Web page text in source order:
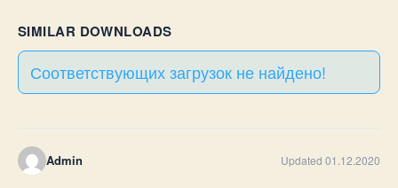
SIMILAR DOWNLOADS
Соответствующих загрузок не найдено!
Admin Updated 01.12.2020